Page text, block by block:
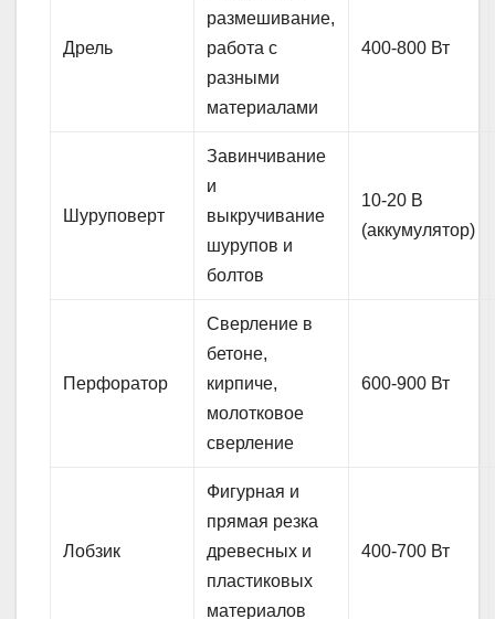
Дрель
размешивание,
работа с
разными
материалами
400-800 Вт
Шуруповерт
Завинчивание
и
выкручивание
шурупов и
болтов
10-20 В
(аккумулятор)
Перфоратор
Сверление в
бетоне,
кирпиче,
молотковое
сверление
600-900 Вт
Лобзик
Фигурная и
прямая резка
древесных и
пластиковых
материалов
400-700 Вт